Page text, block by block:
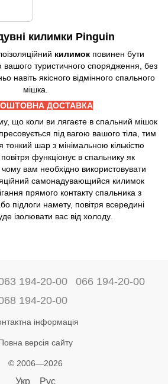
килимки Pinguin
килимок повинен бути
туристичного спорядження, без
навіть якісного відмінного спального
мішка.
ДОСТАВКА
що коли ви лягаєте в спальний мішок
під вагою вашого тіла, тим
шар з мінімальною кількістю
функціонує в спальнику як
вам необхідно використовувати
самонадувающийся килимок
прямого контакту спальника з
підлоги намету, повітря всередині
ізолювати вас від холоду.
194-20-00
066 194-20-00
194-20-00
інформація
версія сайту
© 2006—2026
Укр Рус